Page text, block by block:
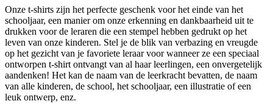
Onze t-shirts zijn het perfecte geschenk voor het einde van het
schooljaar, een manier om onze erkenning en dankbaarheid uit te
drukken voor de leraren die een stempel hebben gedrukt op het
leven van onze kinderen. Stel je de blik van verbazing en vreugde
op het gezicht van je favoriete leraar voor wanneer ze een speciaal
ontworpen t-shirt ontvangt van al haar leerlingen, een onvergetelijk
aandenken! Het kan de naam van de leerkracht bevatten, de naam
van alle kinderen, de school, het schooljaar, een illustratie of een
leuk ontwerp, enz.